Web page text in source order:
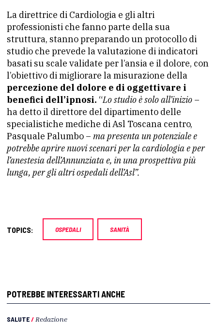
La direttrice di Cardiologia e gli altri
professionisti che fanno parte della sua
struttura, stanno preparando un protocollo di
studio che prevede la valutazione di indicatori
basati su scale validate per l’ansia e il dolore, con
l’obiettivo di migliorare la misurazione della
percezione del dolore e di oggettivare i
benefici dell’ipnosi. “Lo studio è solo all’inizio –
ha detto il direttore del dipartimento delle
specialistiche mediche di Asl Toscana centro,
Pasquale Palumbo – ma presenta un potenziale e
potrebbe aprire nuovi scenari per la cardiologia e per
l’anestesia dell’Annunziata e, in una prospettiva più
lunga, per gli altri ospedali dell’Asl”.
TOPICS: OSPEDALI SANITÀ
POTREBBE INTERESSARTI ANCHE
SALUTE/ Redazione